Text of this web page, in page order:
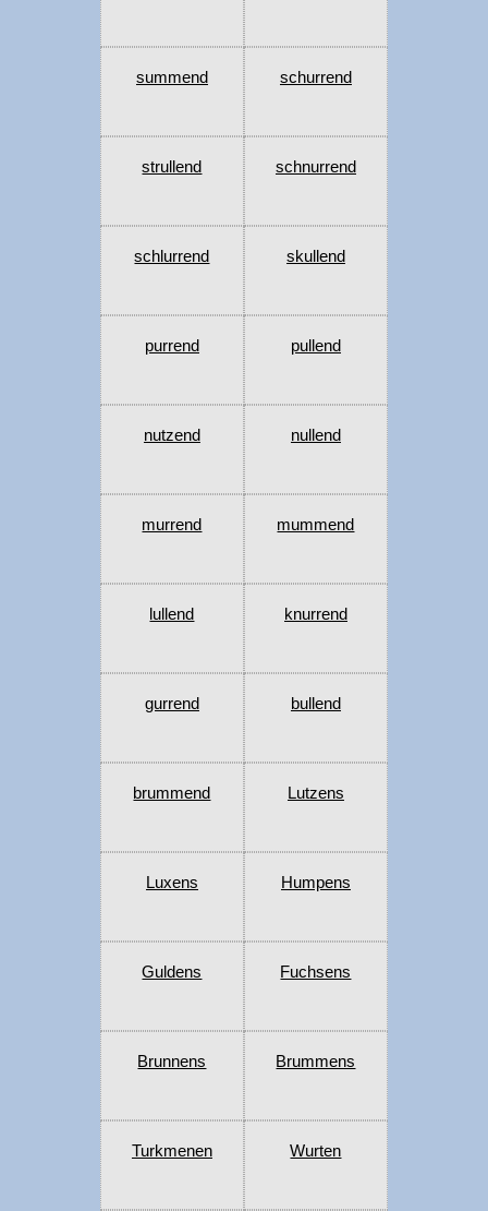
summend schurrend
strullend schnurrend
schlurrend skullend
purrend pullend
nutzend nullend
murrend mummend
lullend knurrend
gurrend bullend
brummend Lutzens
Luxens Humpens
Guldens Fuchsens
Brunnens Brummens
Turkmenen Wurten